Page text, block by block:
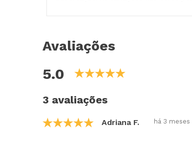
Avaliações
5.0
3 avaliações
Adriana F. há 3 meses